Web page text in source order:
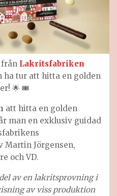
från Lakritsfabriken
ha tur att hitta en golden
🌟 🎟
att hitta en golden
man en exklusiv guidad
Martin Jörgensen,
och VD.
av en lakritsprovning i
av viss produktion